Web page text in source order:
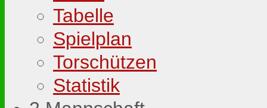
Tabelle
Spielplan
Torschützen
Statistik